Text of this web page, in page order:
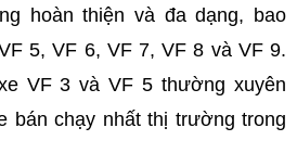
hoàn thiện và đa dạng, bao
5, VF 6, VF 7, VF 8 và VF 9.
VF 3 và VF 5 thường xuyên
bán chạy nhất thị trường trong